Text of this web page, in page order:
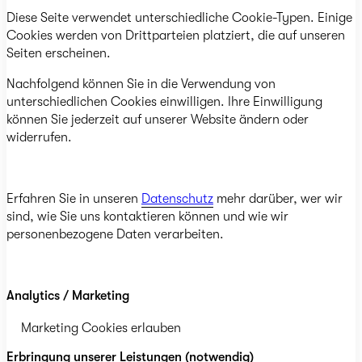
Diese Seite verwendet unterschiedliche Cookie-Typen. Einige
Cookies werden von Drittparteien platziert, die auf unseren
Seiten erscheinen.
Nachfolgend können Sie in die Verwendung von
unterschiedlichen Cookies einwilligen. Ihre Einwilligung
können Sie jederzeit auf unserer Website ändern oder
widerrufen.
Erfahren Sie in unseren Datenschutz mehr darüber, wer wir
sind, wie Sie uns kontaktieren können und wie wir
personenbezogene Daten verarbeiten.
Analytics / Marketing
Marketing Cookies erlauben
Erbringung unserer Leistungen (notwendig)